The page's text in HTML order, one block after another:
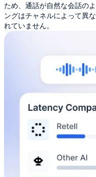
ため、通話が自然な会話の
ングはチャネルによって異
れていません。